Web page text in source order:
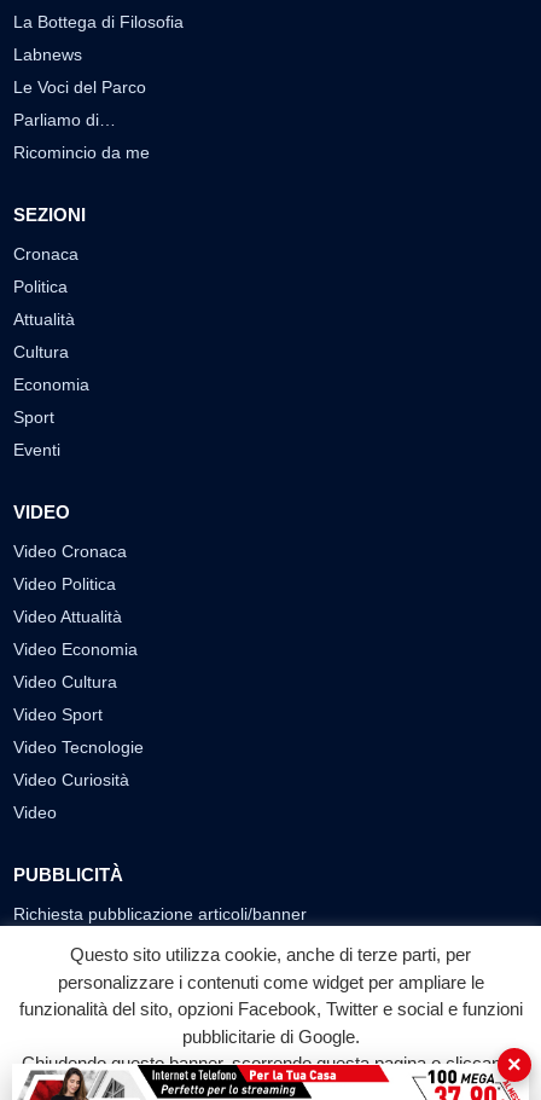
La Bottega di Filosofia
Labnews
Le Voci del Parco
Parliamo di…
Ricomincio da me
SEZIONI
Cronaca
Politica
Attualità
Cultura
Economia
Sport
Eventi
VIDEO
Video Cronaca
Video Politica
Video Attualità
Video Economia
Video Cultura
Video Sport
Video Tecnologie
Video Curiosità
Video
PUBBLICITÀ
Richiesta pubblicazione articoli/banner
SEGUICI SUI SOCIAL
f
Facebook
◎ ▶
YouTube
Questo sito utilizza cookie, anche di terze parti, per
personalizzare i contenuti come widget per ampliare le
funzionalità del sito, opzioni Facebook, Twitter e social e funzioni
pubblicitarie di Google.
Chiudendo questo banner, scorrendo questa pagina o cliccando
su qualunque suo elemento acconsenti all'uso dei cookie.
×